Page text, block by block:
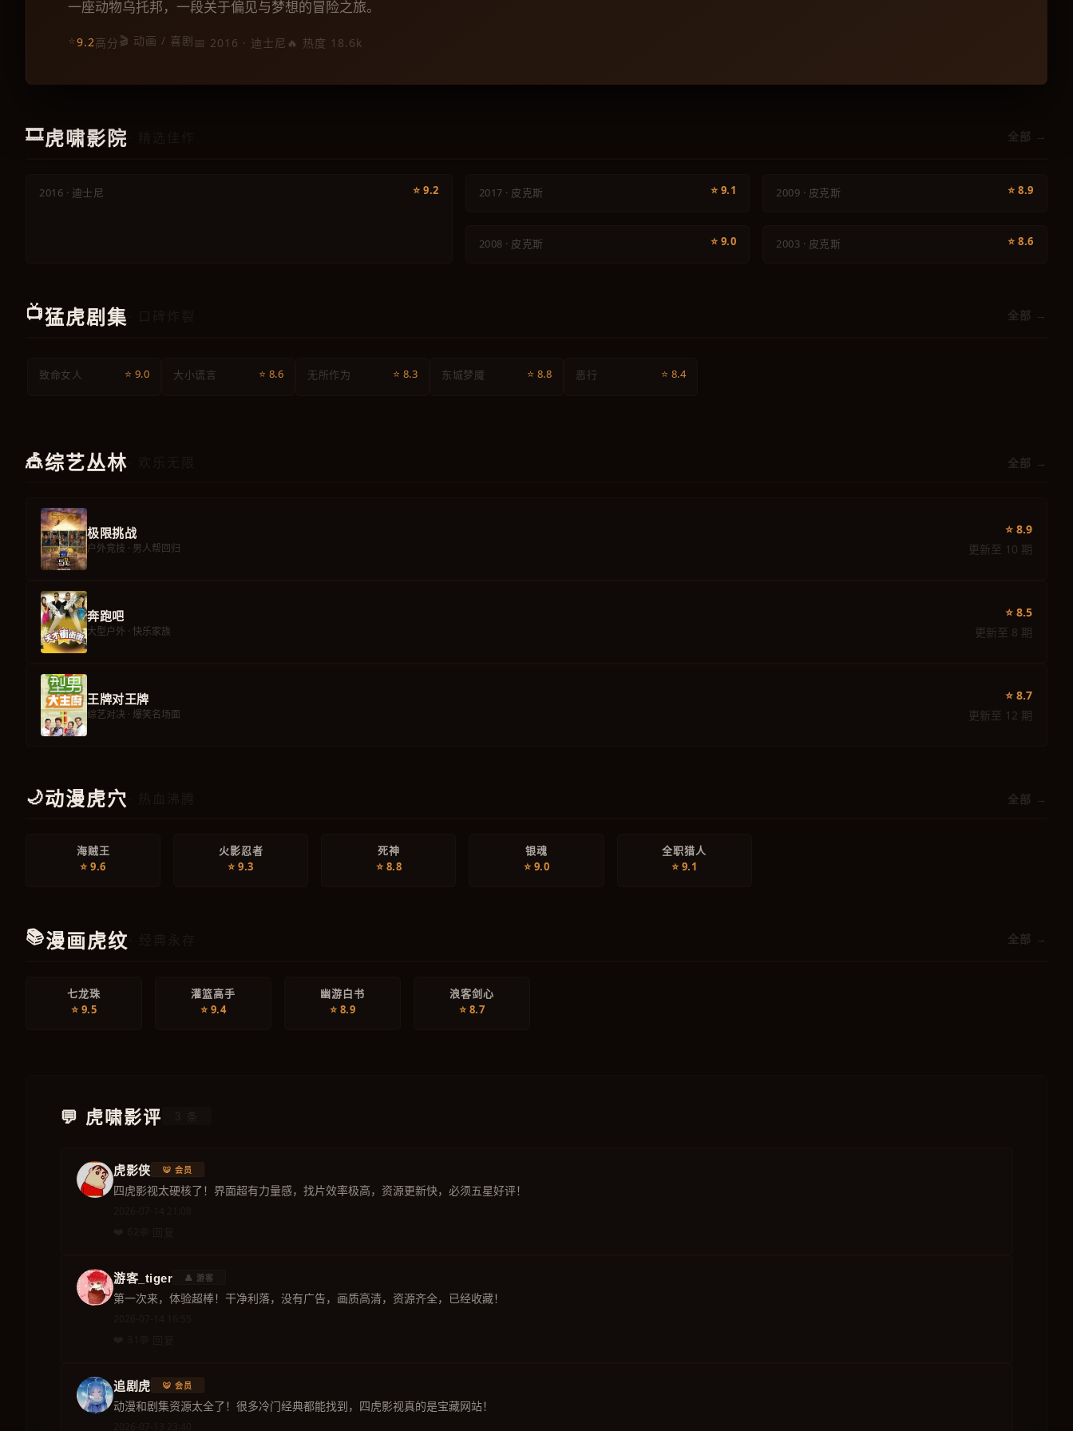
一座动物乌托邦，一段关于偏见与梦想的冒险之旅。
⭐9.2高分🎬 动画 / 喜剧 📅 2016 · 迪士尼 🔥 热度 18.6k
🎞️虎啸影院 全部 →
疯狂动物城
2016 · 迪士尼 ⭐ 9.2 2017 · 皮克斯 ⭐ 9.1 2009 · 皮克斯 ⭐ 8.9
2008 · 皮克斯 ⭐ 9.0 2003 · 皮克斯 ⭐ 8.6
📺猛虎剧集 全部 →
致命女人 ⭐ 9.0 大小谎言 ⭐ 8.6 无所作为 ⭐ 8.3 东城梦魇 ⭐ 8.8 恶行 ⭐ 8.4
🎪综艺丛林 全部 →
极限挑战
户外竞技 · 男人帮回归
⭐ 8.9
更新至 10 期
奔跑吧
大型户外 · 快乐家族
⭐ 8.5
更新至 8 期
王牌对王牌
综艺对决 · 爆笑名场面
⭐ 8.7
更新至 12 期
🌙动漫虎穴 全部 →
海贼王
⭐ 9.6
火影忍者
⭐ 9.3
死神
⭐ 8.8
银魂
⭐ 9.0
全职猎人
⭐ 9.1
📚漫画虎纹 全部 →
七龙珠
⭐ 9.5
灌篮高手
⭐ 9.4
幽游白书
⭐ 8.9
浪客剑心
⭐ 8.7
💬 虎啸影评
虎影侠 🐯 会员
四虎影视太硬核了！界面超有力量感，找片效率极高，资源更新快，必须五星好评！
游客_tiger 👤 游客
第一次来，体验超棒！干净利落，没有广告，画质高清，资源齐全，已经收藏！
追剧虎 🐯 会员
动漫和剧集资源太全了！很多冷门经典都能找到，四虎影视真的是宝藏网站！